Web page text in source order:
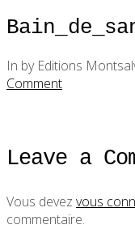
In by Editions
Comment
Leave a
Vous devez vous
commentaire.